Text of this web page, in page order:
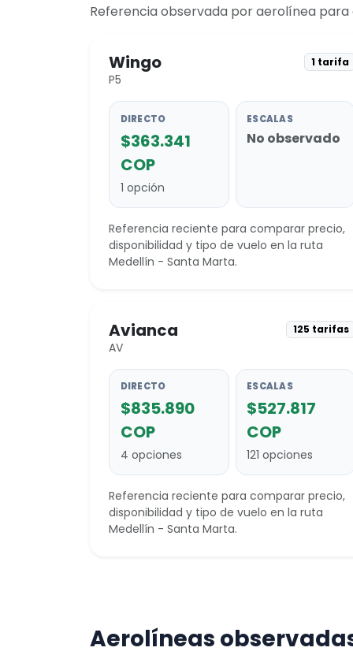
Referencia observada por aerolínea
Wingo
P5
1 tarifa
DIRECTO
$363.341
COP
1 opción
ESCALAS
No observado
Referencia reciente para comparar precio,
disponibilidad y tipo de vuelo en la ruta
Medellín - Santa Marta.
Avianca
AV
125 tarifas
DIRECTO
$835.890
COP
4 opciones
ESCALAS
$527.817
COP
121 opciones
Referencia reciente para comparar precio,
disponibilidad y tipo de vuelo en la ruta
Medellín - Santa Marta.
Aerolíneas